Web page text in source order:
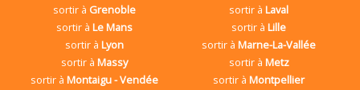
sortir à Grenoble sortir àLaval
sortir à Le Mans sortir àLille
sortir à Lyon sortir àMarne-La-Vallée
sortir à Massy sortir à Metz
sortir à Montaigu - Vendée sortir àMontpellier